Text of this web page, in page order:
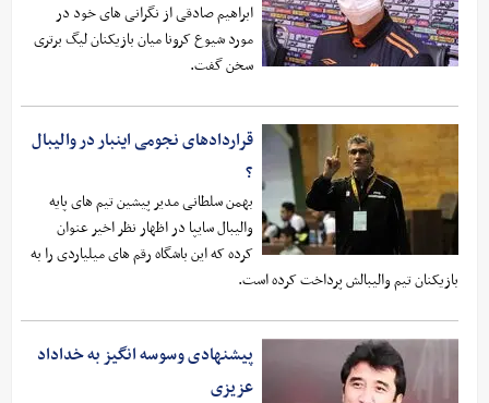
ابراهیم صادقی از نگرانی های خود در
مورد شیوع کرونا میان بازیکنان لیگ برتری
سخن گفت.
قراردادهای نجومی اینبار در والیبال
؟
بهمن سلطانی مدیر پیشین تیم های پایه
والیبال سایپا در اظهار نظر اخیر عنوان
کرده که این باشگاه رقم های میلیاردی را به
بازیکنان تیم والیبالش پرداخت کرده است.
پیشنهادی وسوسه انگیز به خداداد
عزیزی